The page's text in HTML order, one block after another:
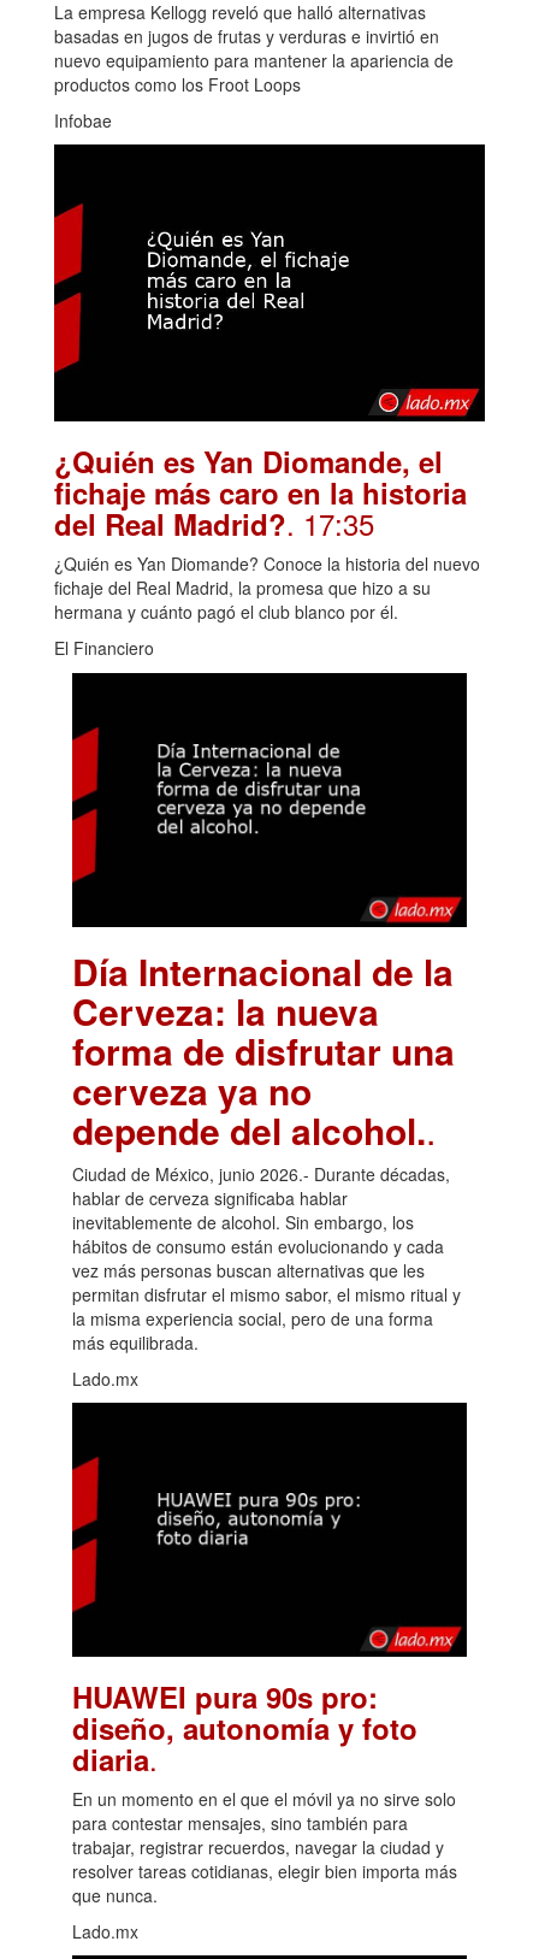
La empresa Kellogg reveló que halló alternativas
basadas en jugos de frutas y verduras e invirtió en
nuevo equipamiento para mantener la apariencia de
productos como los Froot Loops
Infobae
¿Quién es Yan Diomande, el
fichaje más caro en la historia
del Real Madrid?. 17:35
¿Quién es Yan Diomande? Conoce la historia del nuevo
fichaje del Real Madrid, la promesa que hizo a su
hermana y cuánto pagó el club blanco por él.
El Financiero
Día Internacional de la
Cerveza: la nueva
forma de disfrutar una
cerveza ya no
depende del alcohol..
Ciudad de México, junio 2026.- Durante décadas,
hablar de cerveza significaba hablar
inevitablemente de alcohol. Sin embargo, los
hábitos de consumo están evolucionando y cada
vez más personas buscan alternativas que les
permitan disfrutar el mismo sabor, el mismo ritual y
la misma experiencia social, pero de una forma
más equilibrada.
Lado.mx
HUAWEI pura 90s pro:
diseño, autonomía y foto
diaria.
En un momento en el que el móvil ya no sirve solo
para contestar mensajes, sino también para
trabajar, registrar recuerdos, navegar la ciudad y
resolver tareas cotidianas, elegir bien importa más
que nunca.
Lado.mx